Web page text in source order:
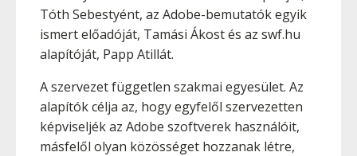
Tóth Sebestyént, az Adobe-bemutatók egyik
ismert előadóját, Tamási Ákost és az swf.hu
alapítóját, Papp Atillát.
A szervezet független szakmai egyesület. Az
alapítók célja az, hogy egyfelől szervezetten
képviseljék az Adobe szoftverek használóit,
másfelől olyan közösséget hozzanak létre,